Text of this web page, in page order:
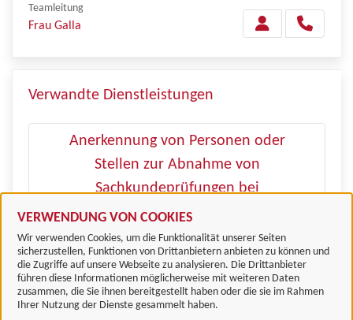
VERWENDUNG VON COOKIES
Wir verwenden Cookies, um die Funktionalität unserer Seiten
sicherzustellen, Funktionen von Drittanbietern anbieten zu können und
die Zugriffe auf unsere Webseite zu analysieren. Die Drittanbieter
führen diese Informationen möglicherweise mit weiteren Daten
zusammen, die Sie ihnen bereitgestellt haben oder die sie im Rahmen
Ihrer Nutzung der Dienste gesammelt haben.
Teamleitung
Frau Galla
Verwandte Dienstleistungen
Anerkennung von Personen oder
Stellen zur Abnahme von
Sachkundeprüfungen bei
Hundebesitzern
Landkreis Göttingen